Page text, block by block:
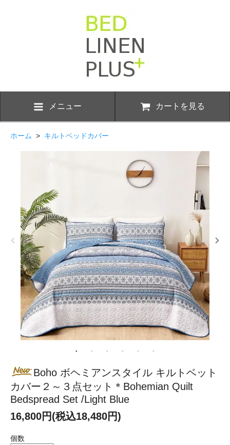
メニュー カートを見る
ホーム > キルトベッドカバー
Boho ボヘミアンスタイル キルトベット
カバー２～３点セット＊Bohemian Quilt
Bedspread Set /Light Blue
16,800円(税込18,480円)
個数